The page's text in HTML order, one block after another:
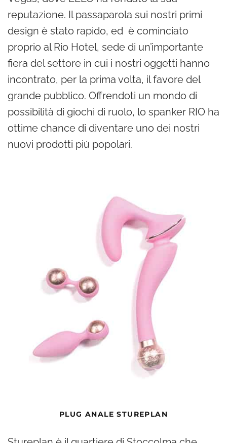
reputazione. Il passaparola sui nostri primi
design è stato rapido, ed è cominciato
proprio al Rio Hotel, sede di un’importante
fiera del settore in cui i nostri oggetti hanno
incontrato, per la prima volta, il favore del
grande pubblico. Offrendoti un mondo di
possibilità di giochi di ruolo, lo spanker RIO ha
ottime chance di diventare uno dei nostri
nuovi prodotti più popolari.
PLUG ANALE STUREPLAN